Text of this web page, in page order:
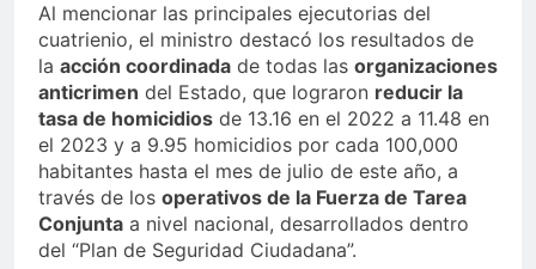
Al mencionar las principales ejecutorias del
cuatrienio, el ministro destacó los resultados de
la acción coordinada de todas las organizaciones
anticrimen del Estado, que lograron reducir la
tasa de homicidios de 13.16 en el 2022 a 11.48 en
el 2023 y a 9.95 homicidios por cada 100,000
habitantes hasta el mes de julio de este año, a
través de los operativos de la Fuerza de Tarea
Conjunta a nivel nacional, desarrollados dentro
del “Plan de Seguridad Ciudadana”.